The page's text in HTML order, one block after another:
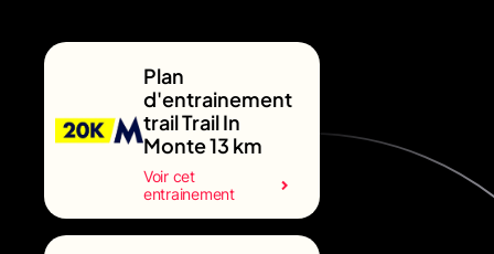
Plan
d'entrainement
trail Trail In
Monte 13 km
Voir cet
entrainement